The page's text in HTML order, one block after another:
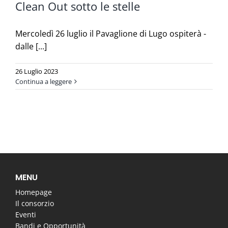
Clean Out sotto le stelle
Mercoledì 26 luglio il Pavaglione di Lugo ospiterà -
dalle [...]
26 Luglio 2023
Continua a leggere
MENU
Homepage
Il consorzio
Eventi
Bandi e Opportunità